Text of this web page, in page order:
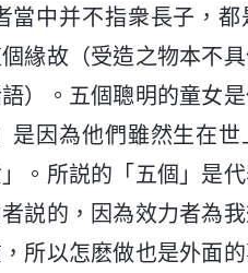
中并不指衆長子，
緣故（受造之物本不
）。五個聰明的童女
因為他們雖然生在
。所説的「五個」是代
説的，因為效力者為
所以怎麽做也是外面